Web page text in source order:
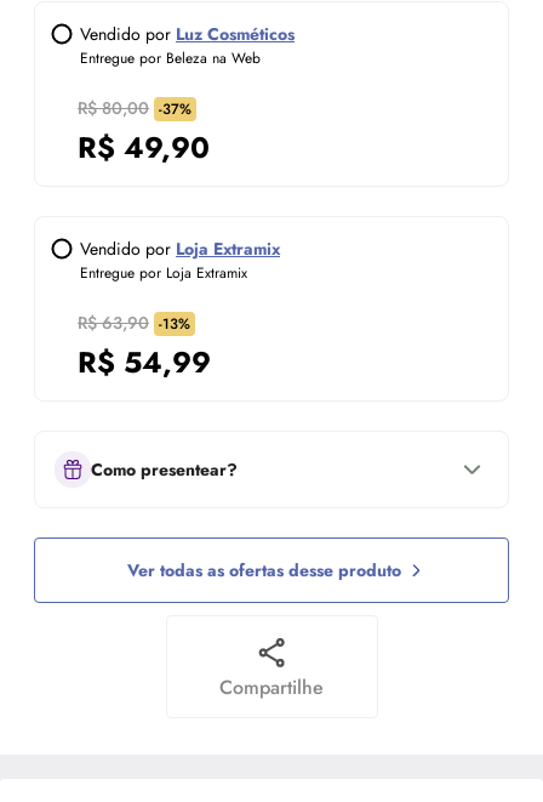
Vendido por Luz Cosméticos
Entregue por Beleza na Web
R$ 80,00 -37%
R$ 49,90
Vendido por Loja Extramix
Entregue por Loja Extramix
R$ 63,90 -13%
R$ 54,99
Como presentear?
Ver todas as ofertas desse produto
Compartilhe